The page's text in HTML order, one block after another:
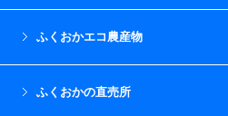
ふくおかエコ農産物
ふくおかの直売所